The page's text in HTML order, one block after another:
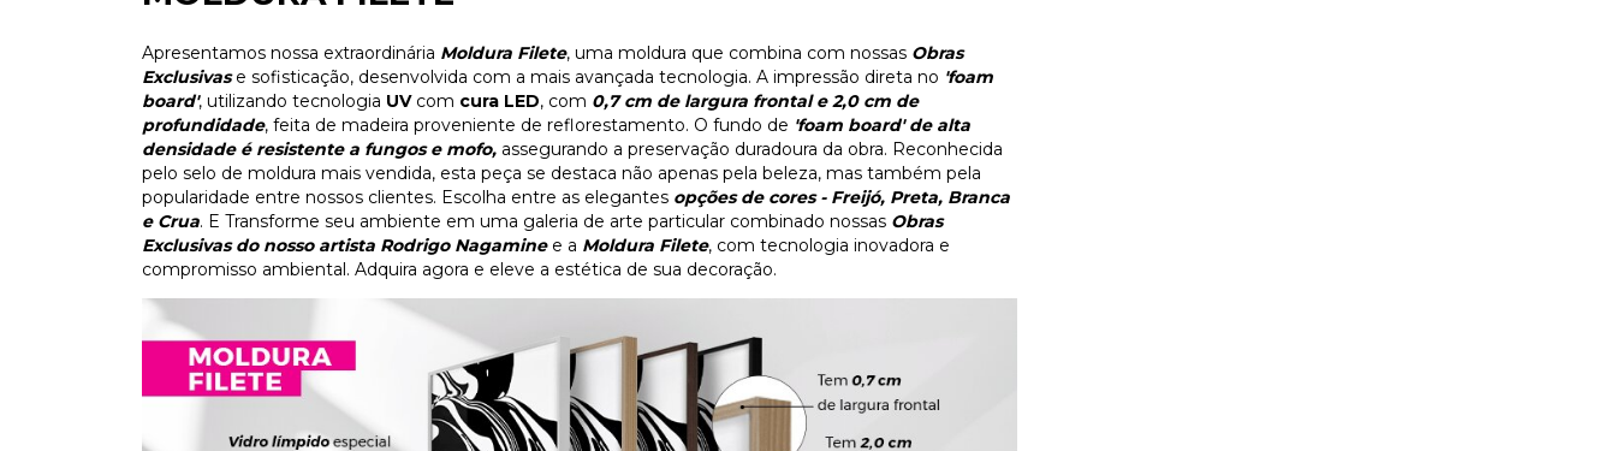
Apresentamos nossa extraordinária Moldura Filete, uma moldura que combina com nossas Obras
Exclusivase sofisticação, desenvolvida com a mais avançada tecnologia. A impressão direta no 'foam
board', utilizando tecnologia UV com cura LED, com 0,7 cm de largura frontal e 2,0 cm de
profundidade, feita de madeira proveniente de reflorestamento. O fundo de 'foam board' de alta
densidade é resistente a fungos e mofo, assegurando a preservação duradoura da obra. Reconhecida
pelo selo de moldura mais vendida, esta peça se destaca não apenas pela beleza, mas também pela
popularidade entre nossos clientes. Escolha entre as elegantes opções de cores - Freijó, Preta, Branca
e Crua. E Transforme seu ambiente em uma galeria de arte particular combinado nossas Obras
Exclusivas do nosso artista Rodrigo Nagaminee a Moldura Filete, com tecnologia inovadora e
compromisso ambiental. Adquira agora e eleve a estética de sua decoração.